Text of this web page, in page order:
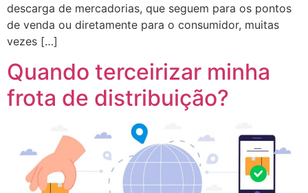
descarga de mercadorias, que seguem para os pontos
de venda ou diretamente para o consumidor, muitas
vezes […]
Quando terceirizar minha
frota de distribuição?